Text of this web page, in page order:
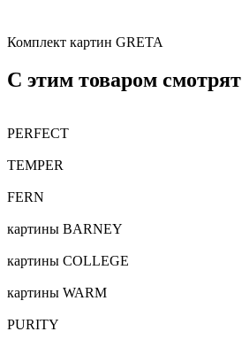
Комплект картин GRETA
C этим товаром смотрят
PERFECT
TEMPER
FERN
картины BARNEY
картины COLLEGE
картины WARM
PURITY